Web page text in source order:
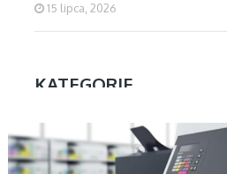
15 lipca, 2026
KATEGORIE
Aktualności
Biznes
AKTUALNOŚCI, BIZNES